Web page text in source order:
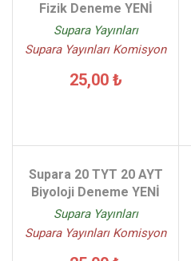
Fizik Deneme YENİ
Supara Yayınları
Supara Yayınları Komisyon
25,00 ₺
Supara 20 TYT 20 AYT
Biyoloji Deneme YENİ
Supara Yayınları
Supara Yayınları Komisyon